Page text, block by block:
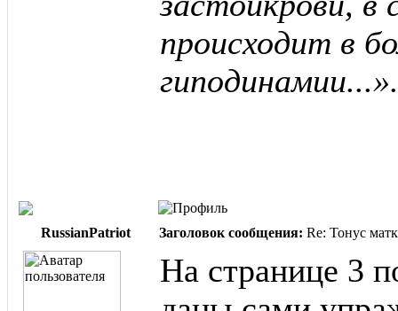
происходит в
гиподинамии...».
RussianPatriot Заголовок сообщения: Re: Тонус
На странице 3